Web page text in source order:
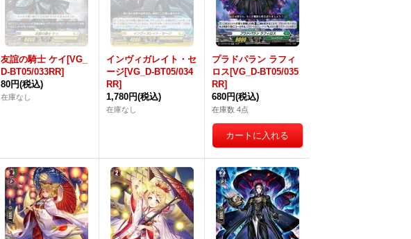
友誼の騎士 ケイ[VG_
D-BT05/033RR]
80円(税込)
在庫なし
インヴィガレイト・セ
ージ[VG_D-BT05/034
RR]
1,780円(税込)
在庫なし
プラドパラン ラフィ
ロス[VG_D-BT05/035
RR]
680円(税込)
在庫数 4点